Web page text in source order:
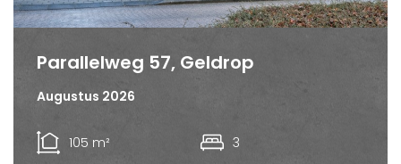
Parallelweg 57, Geldrop
Augustus 2026
105 m²
3